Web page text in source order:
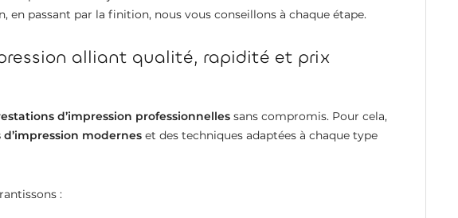
en passant par la finition, nous vous conseillons à chaque étape.
alliant qualité, rapidité et prix
d’impression professionnellessans compromis. Pour cela,
moderneset des techniques adaptées à chaque type
: